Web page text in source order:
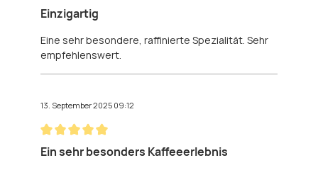
Bewertung mit 5 von 5 Sternen
Einzigartig
Eine sehr besondere, raffinierte Spezialität. Sehr
empfehlenswert.
13. September 2025 09:12
Bewertung mit 5 von 5 Sternen
Ein sehr besonders Kaffeeerlebnis